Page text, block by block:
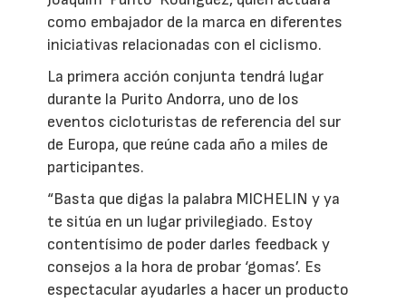
como embajador de la marca en diferentes
iniciativas relacionadas con el ciclismo.
La primera acción conjunta tendrá lugar
durante la Purito Andorra, uno de los
eventos cicloturistas de referencia del sur
de Europa, que reúne cada año a miles de
participantes.
“Basta que digas la palabra MICHELIN y ya
te sitúa en un lugar privilegiado. Estoy
contentísimo de poder darles feedback y
consejos a la hora de probar ‘gomas’. Es
espectacular ayudarles a hacer un producto